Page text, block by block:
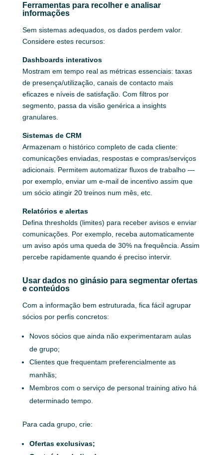
Ferramentas para recolher e analisar
informações
Sem sistemas adequados, os dados perdem valor.
Considere estes recursos:
Dashboards interativos
Mostram em tempo real as métricas essenciais: taxas
de presença/utilização, canais de contacto mais
eficazes e níveis de satisfação. Com filtros por
segmento, passa da visão genérica a insights
granulares.
Sistemas de CRM
Armazenam o histórico completo de cada cliente:
comunicações enviadas, respostas e compras/serviços
adicionais. Permitem automatizar fluxos de trabalho —
por exemplo, enviar um e‑mail de incentivo assim que
um sócio atingir 20 treinos num mês, etc.
Relatórios e alertas
Defina thresholds (limites) para receber avisos e enviar
comunicações. Por exemplo, receba automaticamente
um aviso após uma queda de 30% na frequência. Assim
percebe rapidamente quando é preciso intervir.
Usar dados no ginásio para segmentar ofertas
e conteúdos
Com a informação bem estruturada, fica fácil agrupar
sócios por perfis concretos:
Novos sócios que ainda não experimentaram aulas
de grupo;
Clientes que frequentam preferencialmente as
manhãs;
Membros com o serviço de personal training ativo há
determinado tempo.
Para cada grupo, crie:
Ofertas exclusivas;